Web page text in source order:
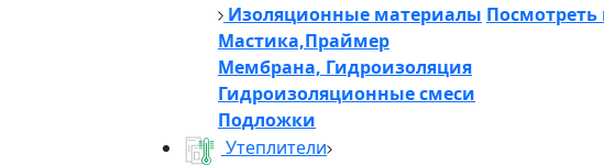
Изоляционные материалы Посмотреть
Мастика,Праймер
Мембрана, Гидроизоляция
Гидроизоляционные смеси
Подложки
Утеплители